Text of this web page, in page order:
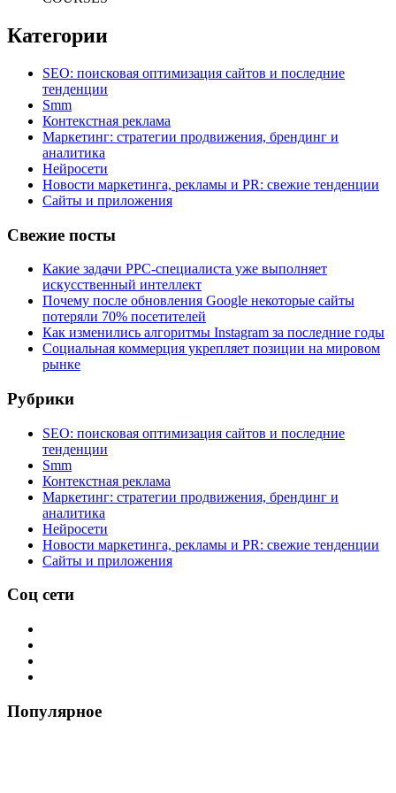
Категории
SEO: поисковая оптимизация сайтов и последние
тенденции
Smm
Контекстная реклама
Маркетинг: стратегии продвижения, брендинг и
аналитика
Нейросети
Новости маркетинга, рекламы и PR: свежие тенденции
Сайты и приложения
Свежие посты
Какие задачи PPC-специалиста уже выполняет
искусственный интеллект
Почему после обновления Google некоторые сайты
потеряли 70% посетителей
Как изменились алгоритмы Instagram за последние годы
Социальная коммерция укрепляет позиции на мировом
рынке
Рубрики
SEO: поисковая оптимизация сайтов и последние
тенденции
Smm
Контекстная реклама
Маркетинг: стратегии продвижения, брендинг и
аналитика
Нейросети
Новости маркетинга, рекламы и PR: свежие тенденции
Сайты и приложения
Соц сети
Популярное